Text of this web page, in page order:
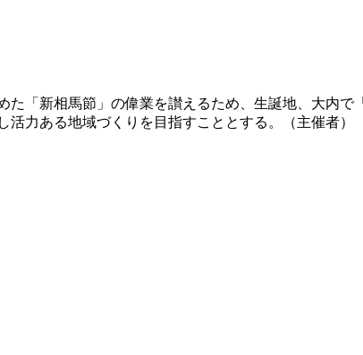
「新相馬節」の偉業を讃えるため、生誕地、大内
力ある地域づくりを目指すこととする。（主催者）